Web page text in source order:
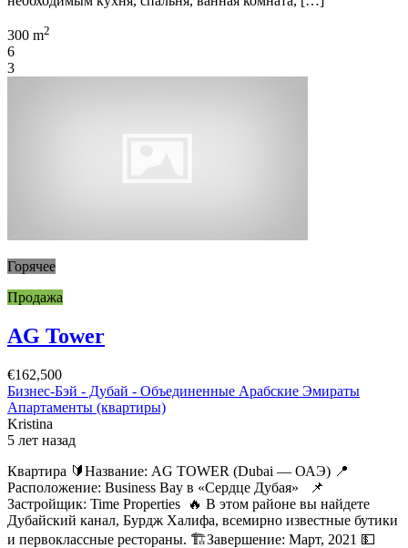
300 m2
6
3
Горячее
Продажа
AG Tower
€162,500
Бизнес-Бэй - Дубай - Объединенные Арабские Эмираты
Апартаменты (квартиры)
Kristina
5 лет назад
Квартира 🔰Название: AG TOWER (Dubai — ОАЭ) 📍
Расположение: Business Bay в «Сердце Дубая» 📌
Застройщик: Time Properties 🔥 В этом районе вы найдете
Дубайский канал, Бурдж Халифа, всемирно известные бутики
и первоклассные рестораны. 🏗Завершение: Март, 2021 💵